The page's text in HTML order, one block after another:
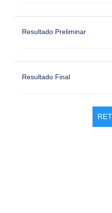
Resultado Preliminar
Resultado Final